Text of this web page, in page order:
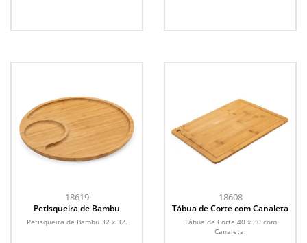
18619
Petisqueira de Bambu
Petisqueira de Bambu 32 x 32.
18608
Tábua de Corte com Canaleta
Tábua de Corte 40 x 30 com
Canaleta.